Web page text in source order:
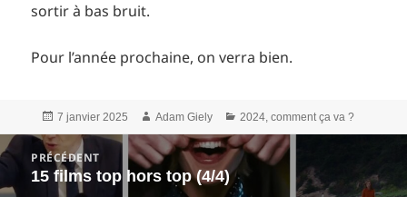
sortir à bas bruit.
Pour l’année prochaine, on verra bien.
Publié
le
7 janvier 2025 Auteur
Adam Giely Catégories
2024, comment ça va ?
Navigation
l’article
PRÉCÉDENT
Article
15 films top hors top (4/4)